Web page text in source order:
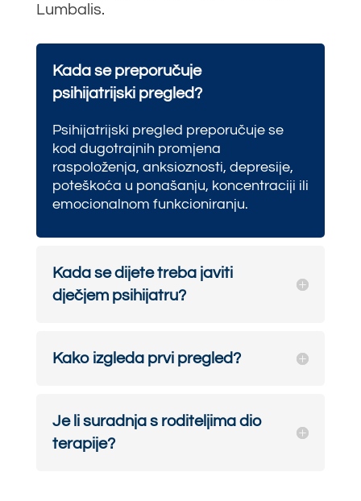
Lumbalis.
Kada se preporučuje
psihijatrijski pregled?
Psihijatrijski pregled preporučuje se
kod dugotrajnih promjena
raspoloženja, anksioznosti, depresije,
poteškoća u ponašanju, koncentraciji ili
emocionalnom funkcioniranju.
Kada se dijete treba javiti
dječjem psihijatru?
Kako izgleda prvi pregled?
Je li suradnja s roditeljima dio
terapije?